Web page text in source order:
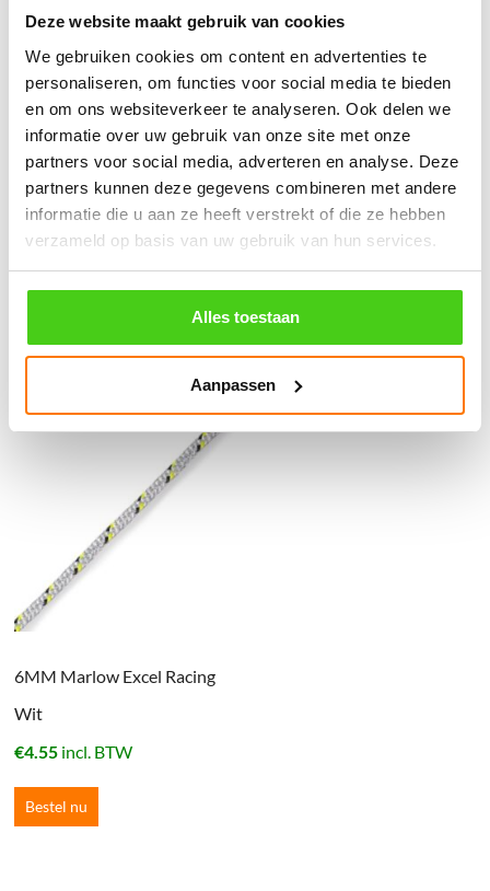
Deze website maakt gebruik van cookies
We gebruiken cookies om content en advertenties te
personaliseren, om functies voor social media te bieden
en om ons websiteverkeer te analyseren. Ook delen we
informatie over uw gebruik van onze site met onze
partners voor social media, adverteren en analyse. Deze
partners kunnen deze gegevens combineren met andere
informatie die u aan ze heeft verstrekt of die ze hebben
verzameld op basis van uw gebruik van hun services.
Alles toestaan
Aanpassen
6MM Marlow Excel Racing
Geel
6MM Marlow Excel Racing
Rood
6MM Marlow Excel Racing
Wit
€4.55 incl. BTW
Bestel nu